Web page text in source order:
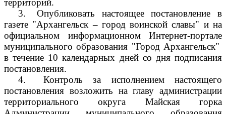
территорий.
3.
Опубликовать настоящее постановление в
газете "Архангельск – город воинской славы" и на
официальном информационном Интернет-портале
муниципального образования "Город Архангельск"
в течение 10 календарных дней со дня подписания
постановления.
4.
Контроль за исполнением настоящего
постановления возложить на главу администрации
территориального округа Майская горка